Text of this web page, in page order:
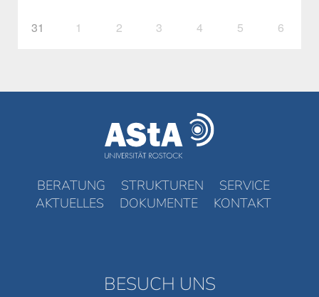
31 1 2 3 4 5 6
BERATUNG STRUKTUREN
SERVICE
AKTUELLES
DOKUMENTE KONTAKT
BESUCH UNS